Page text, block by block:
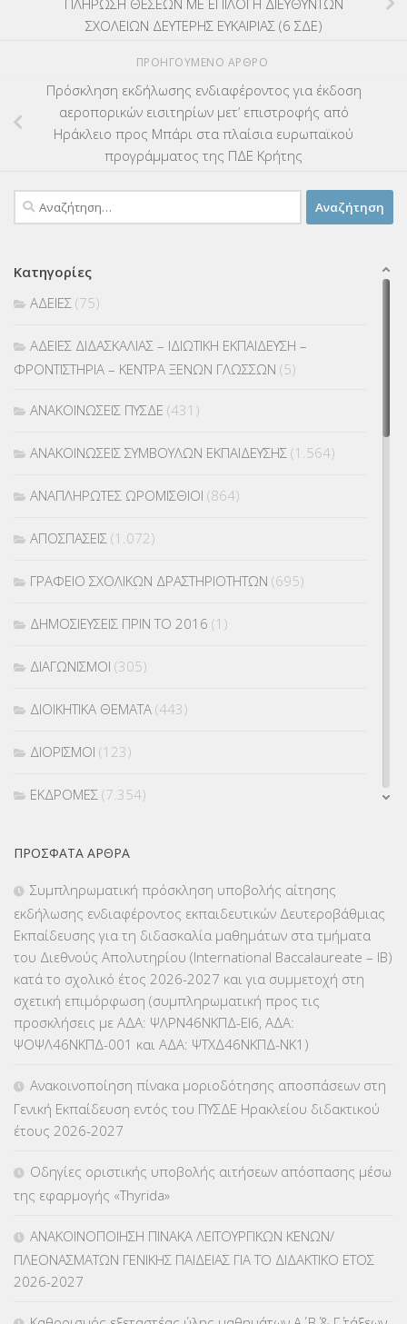
ΣΧΟΛΕΙΩΝ ΔΕΥΤΕΡΗΣ ΕΥΚΑΙΡΙΑΣ (6 ΣΔΕ)
ΠΡΟΗΓΟΎΜΕΝΟ ΆΡΘΡΟ
Πρόσκληση εκδήλωσης ενδιαφέροντος για έκδοση
αεροπορικών εισιτηρίων μετ’ επιστροφής από
Ηράκλειο προς Μπάρι στα πλαίσια ευρωπαϊκού
προγράμματος της ΠΔΕ Κρήτης
Αναζήτηση
για:
Κατηγορίες
ΑΔΕΙΕΣ (75)
ΑΔΕΙΕΣ ΔΙΔΑΣΚΑΛΙΑΣ – ΙΔΙΩΤΙΚΗ ΕΚΠΑΙΔΕΥΣΗ –
ΦΡΟΝΤΙΣΤΗΡΙΑ – ΚΕΝΤΡΑ ΞΕΝΩΝ ΓΛΩΣΣΩΝ (5)
ΑΝΑΚΟΙΝΩΣΕΙΣ ΠΥΣΔΕ (431)
ΑΝΑΚΟΙΝΩΣΕΙΣ ΣΥΜΒΟΥΛΩΝ ΕΚΠΑΙΔΕΥΣΗΣ (1.564)
ΑΝΑΠΛΗΡΩΤΕΣ ΩΡΟΜΙΣΘΙΟΙ (864)
ΑΠΟΣΠΑΣΕΙΣ (1.072)
ΓΡΑΦΕΙΟ ΣΧΟΛΙΚΩΝ ΔΡΑΣΤΗΡΙΟΤΗΤΩΝ (695)
ΔΗΜΟΣΙΕΥΣΕΙΣ ΠΡΙΝ ΤΟ 2016 (1)
ΔΙΑΓΩΝΙΣΜΟΙ (305)
ΔΙΟΙΚΗΤΙΚΑ ΘΕΜΑΤΑ (443)
ΔΙΟΡΙΣΜΟΙ (123)
ΕΚΔΡΟΜΕΣ (7.354)
ΕΠΙΜΟΡΦΩΣΗ Τ.Π.Ε.(10)
ΕΥΡΩΠΑΪΚΑ ΠΡΟΓΡΑΜΜΑΤΑ(230)
ΚΕΣΥ (60)
ΚΕΣΥΠ(109)
ΚΠγ – ΚΡΑΤΙΚΟ ΠΙΣΤΟΠΟΙΗΤΙΚΟ ΓΛΩΣΣΟΜΑΘΕΙΑΣ(135)
ΚΠπ- ΚΡΑΤΙΚΟ ΠΙΣΤΟΠΟΙΗΤΙΚΟ ΠΛΗΡΟΦΟΡΙΚΗΣ
ΛΟΙΠΑ(309)
ΜΕΤΑΘΕΣΕΙΣ-ΤΟΠΟΘΕΤΗΣΕΙΣ ΒΕΛΤΙΩΣΕΙΣ(319)
ΠΡΌΣΦΑΤΑ ΆΡΘΡΑ
Συμπληρωματική πρόσκληση υποβολής αίτησης
εκδήλωσης ενδιαφέροντος εκπαιδευτικών Δευτεροβάθμιας
Εκπαίδευσης για τη διδασκαλία μαθημάτων στα τμήματα
του Διεθνούς Απολυτηρίου (International Baccalaureate – IB)
κατά το σχολικό έτος 2026-2027 και για συμμετοχή στη
σχετική επιμόρφωση (συμπληρωματική προς τις
προσκλήσεις με ΑΔΑ: ΨΛΡΝ46ΝΚΠΔ-ΕΙ6, ΑΔΑ:
ΨΟΨΛ46ΝΚΠΔ-001 και ΑΔΑ: ΨΤΧΔ46ΝΚΠΔ-ΝΚ1)
Ανακοινοποίηση πίνακα μοριοδότησης αποσπάσεων στη
Γενική Εκπαίδευση εντός του ΠΥΣΔΕ Ηρακλείου διδακτικού
έτους 2026-2027
Οδηγίες οριστικής υποβολής αιτήσεων απόσπασης μέσω
της εφαρμογής «Thyrida»
ΑΝΑΚΟΙΝΟΠΟΙΗΣΗ ΠΙΝΑΚΑ ΛΕΙΤΟΥΡΓΙΚΩΝ ΚΕΝΩΝ/
ΠΛΕΟΝΑΣΜΑΤΩΝ ΓΕΝΙΚΗΣ ΠΑΙΔΕΙΑΣ ΓΙΑ ΤΟ ΔΙΔΑΚΤΙΚΟ ΕΤΟΣ
2026-2027